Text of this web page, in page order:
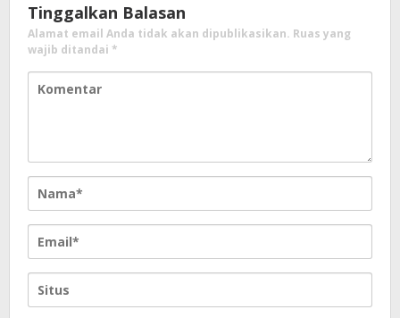
Tinggalkan Balasan
Alamat email Anda tidak akan dipublikasikan. Ruas yang
wajib ditandai *